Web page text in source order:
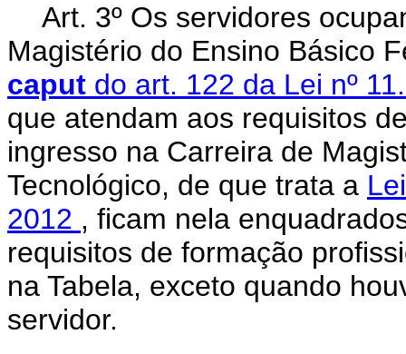
Art. 3º Os servidores
Magistério do Ensino Básico
caput do art. 122 da Lei nº
que atendam aos requisitos
ingresso na Carreira de
Tecnológico, de que trata a
2012 , ficam nela
requisitos de formação
na Tabela, exceto quando
servidor.